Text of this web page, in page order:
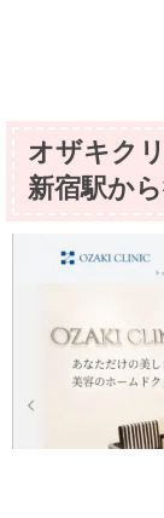
オザキク
新宿駅か